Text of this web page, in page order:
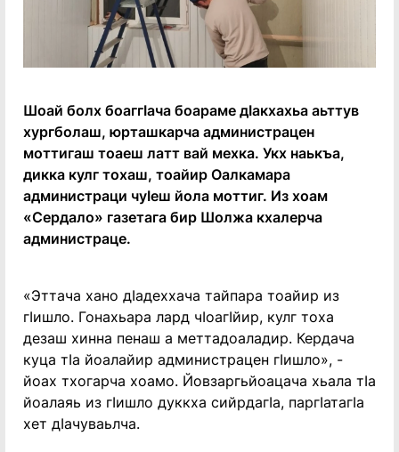
Шоай болх боаггIача боараме дIакхахьа аьттув
хургболаш, юрташкарча администрацен
моттигаш тоаеш латт вай мехка. Укх наькъа,
дикка кулг тохаш, тоайир Оалкамара
администраци чуIеш йола моттиг. Из хоам
«Сердало» газетага бир Шолжа кхалерча
администраце.
«Эттача хано дIадеххача тайпара тоайир из
гIишло. Гонахьара лард чIоагIйир, кулг тоха
дезаш хинна пенаш а меттадоаладир. Кердача
куца тIа йоалайир администрацен гIишло», -
йоах тхогарча хоамо. Йовзаргьйоацача хьала тIа
йоалаяь из гIишло дуккха сийрдагIа, паргIатагIа
хет дIачуваьлча.